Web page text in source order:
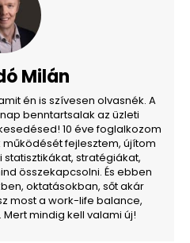
Milán
én is szívesen olvasnék. A
benntartsalak az üzleti
10 éve foglalkozom
fejlesztem, újítom
stratégiákat,
összekapcsolni. És ebben
oktatásokban, sőt akár
most a work-life balance,
mindig kell valami új!